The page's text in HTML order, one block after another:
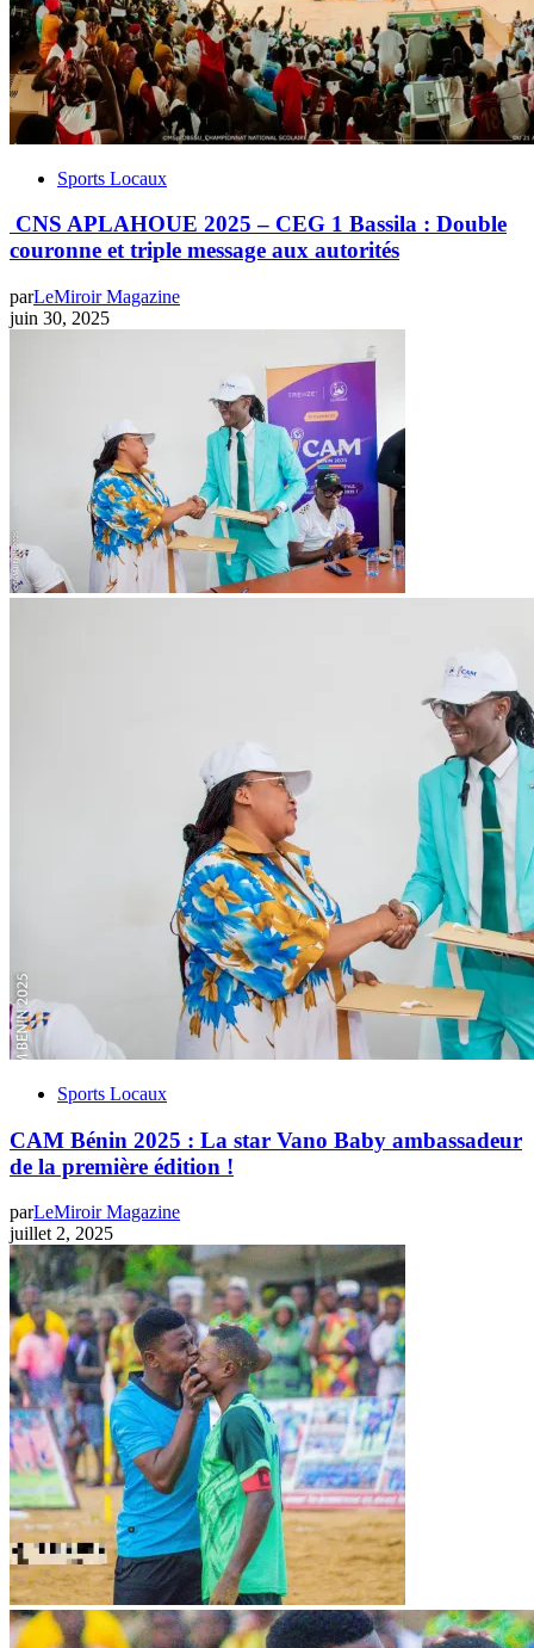
Sports Locaux
CNS APLAHOUE 2025 – CEG 1 Bassila : Double
couronne et triple message aux autorités
parLeMiroir Magazine
juin 30, 2025
Sports Locaux
‎CAM Bénin 2025 : La star Vano Baby ambassadeur
de la première édition !
parLeMiroir Magazine
juillet 2, 2025